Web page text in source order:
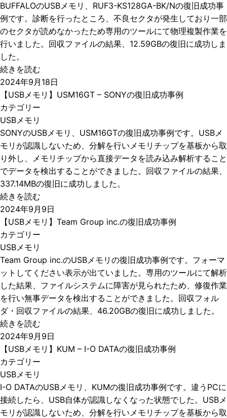
BUFFALOのUSBメモリ、RUF3-KS128GA-BK/Nの復旧成功事
例です。診断を行ったところ、不良セクタが発生しており一部
のセクタが読めなかったため専用のツールにて物理複製作業を
行いました。回収ファイルの結果、12.59GBの復旧に成功しま
した。
続きを読む
2024年9月18日
【USBメモリ】USM16GT – SONYの復旧成功事例
カテゴリー
USBメモリ
SONYのUSBメモリ、USM16GTの復旧成功事例です。USBメ
モリが認識しないため、分解を行いメモリチップを基板から取
り外し、メモリチップから直接データを読み込み解析すること
でデータを検出することができました。回収ファイルの結果、
337.14MBの復旧に成功しました。
続きを読む
2024年9月9日
【USBメモリ】Team Group inc.の復旧成功事例
カテゴリー
USBメモリ
Team Group inc.のUSBメモリの復旧成功事例です。フォーマ
ットしてください表示が出ていました。専用のツールにて解析
した結果、ファイルシステムに障害が見られたため、修復作業
を行い無事データを検出することができました。回収フォル
ダ・回収ファイルの結果、46.20GBの復旧に成功しました。
続きを読む
2024年9月9日
【USBメモリ】KUM – I-O DATAの復旧成功事例
カテゴリー
USBメモリ
I-O DATAのUSBメモリ、KUMの復旧成功事例です。違うPCに
接続したら、USB自体が認識しなくなった状態でした。USBメ
モリが認識しないため、分解を行いメモリチップを基板から取